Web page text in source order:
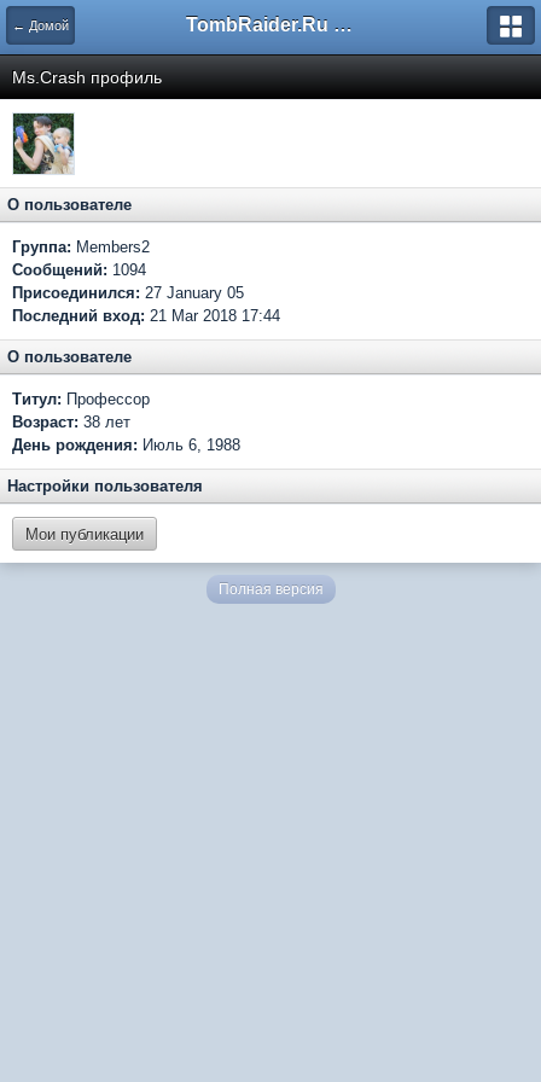
← Домой TombRaider.Ru - Форумы
Ms.Crash профиль
О пользователе
Группа: Members2
Сообщений: 1094
Присоединился: 27 January 05
Последний вход: 21 Mar 2018 17:44
О пользователе
Титул: Профессор
Возраст: 38 лет
День рождения: Июль 6, 1988
Настройки пользователя
Мои публикации
Полная версия